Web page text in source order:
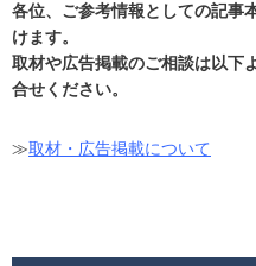
各位、ご参考情報としての記事
けます。
取材や広告掲載のご相談は以下
合せください。
≫取材・広告掲載について